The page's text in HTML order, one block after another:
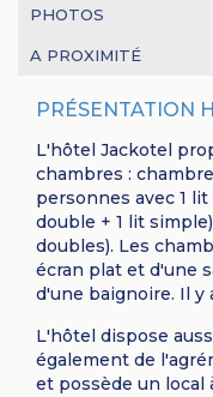
PHOTOS
A PROXIMITÉ
PRÉSENTATION
L'hôtel Jackotel
chambres :
personnes avec 1
double + 1 lit
doubles). Les
écran plat et d'une
d'une baignoire. Il y
L'hôtel dispose
également de
et possède un local